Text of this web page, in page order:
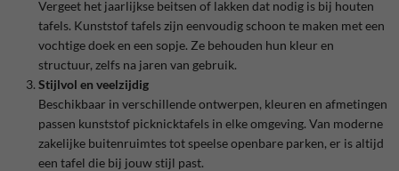
Vergeet het jaarlijkse beitsen of lakken dat nodig is bij houten
tafels. Kunststof tafels zijn eenvoudig schoon te maken met een
vochtige doek en een sopje. Ze behouden hun kleur en
structuur, zelfs na jaren van gebruik.
Stijlvol en veelzijdig
Beschikbaar in verschillende ontwerpen, kleuren en afmetingen
passen kunststof picknicktafels in elke omgeving. Van moderne
zakelijke buitenruimtes tot speelse openbare parken, er is altijd
een tafel die bij jouw stijl past.